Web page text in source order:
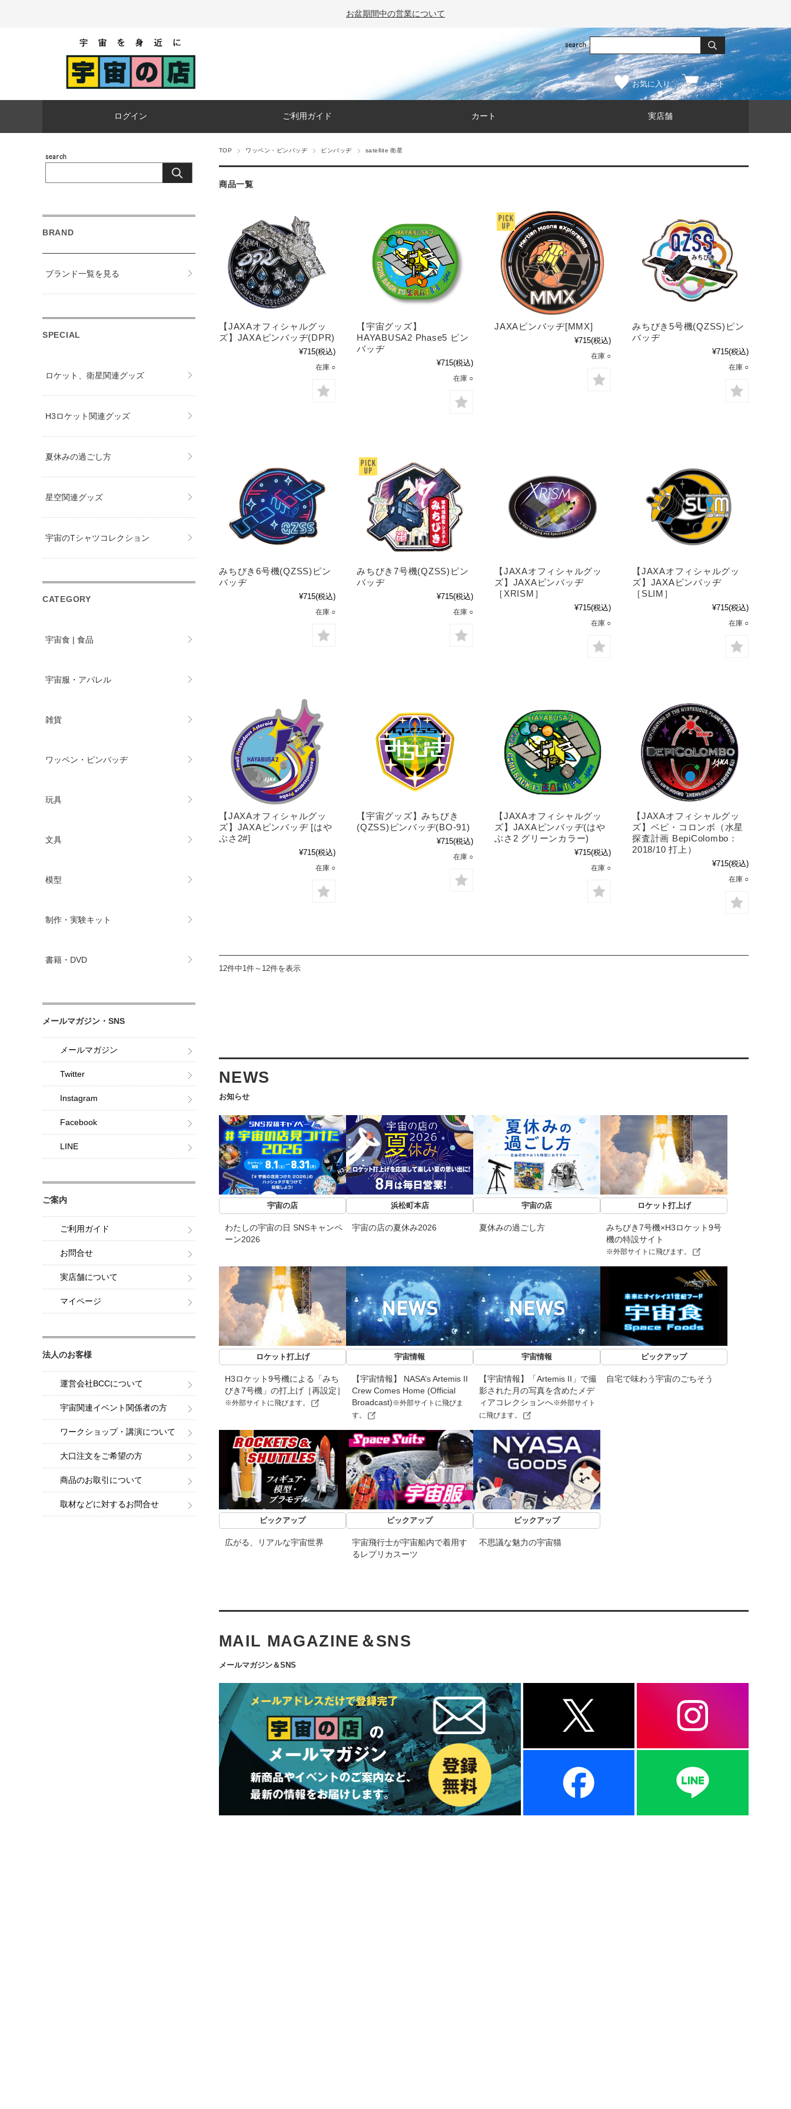
お盆期間中の営業について
お気に入り カート
ログイン ご利用ガイド カート 実店舗
TOP ワッペン・ピンバッヂ ピンバッヂ satellite 衛星
商品一覧
【JAXAオフィシャルグッ
ズ】JAXAピンバッヂ(DPR)
¥715(税込)
在庫 ○
【宇宙グッズ】
HAYABUSA2 Phase5 ピン
バッヂ
¥715(税込)
在庫 ○
JAXAピンバッヂ[MMX]
¥715(税込)
在庫 ○
みちびき5号機(QZSS)ピン
バッヂ
¥715(税込)
在庫 ○
みちびき6号機(QZSS)ピン
バッヂ
¥715(税込)
在庫 ○
みちびき7号機(QZSS)ピン
バッヂ
¥715(税込)
在庫 ○
【JAXAオフィシャルグッ
ズ】JAXAピンバッヂ
［XRISM］
¥715(税込)
在庫 ○
【JAXAオフィシャルグッ
ズ】JAXAピンバッヂ
［SLIM］
¥715(税込)
在庫 ○
【JAXAオフィシャルグッ
ズ】JAXAピンバッヂ [はや
ぶさ2#]
¥715(税込)
在庫 ○
【宇宙グッズ】みちびき
(QZSS)ピンバッヂ(BO-91)
¥715(税込)
在庫 ○
【JAXAオフィシャルグッ
ズ】JAXAピンバッヂ(はや
ぶさ2 グリーンカラー)
¥715(税込)
在庫 ○
【JAXAオフィシャルグッ
ズ】ベピ・コロンボ（水星
探査計画 BepiColombo：
2018/10 打上）
¥715(税込)
在庫 ○
12件中1件～12件を表示
NEWS
お知らせ
宇宙の店
わたしの宇宙の日 SNSキャンペ
ーン2026
浜松町本店
宇宙の店の夏休み2026
宇宙の店
夏休みの過ごし方
ロケット打上げ
みちびき7号機×H3ロケット9号
機の特設サイト
※外部サイトに飛びます。
ロケット打上げ
H3ロケット9号機による「みち
びき7号機」の打上げ［再設定］
※外部サイトに飛びます。
宇宙情報
【宇宙情報】 NASA’s Artemis II
Crew Comes Home (Official
Broadcast)※外部サイトに飛びま
す。
宇宙情報
【宇宙情報】「Artemis II」で撮
影された月の写真を含めたメデ
ィアコレクションへ※外部サイト
に飛びます。
ピックアップ
自宅で味わう宇宙のごちそう
ピックアップ
広がる、リアルな宇宙世界
ピックアップ
宇宙飛行士が宇宙船内で着用す
るレプリカスーツ
ピックアップ
不思議な魅力の宇宙猫
MAIL MAGAZINE＆SNS
メールマガジン＆SNS
BRAND
ブランド一覧を見る
SPECIAL
ロケット、衛星関連グッズ
H3ロケット関連グッズ
夏休みの過ごし方
星空関連グッズ
宇宙のTシャツコレクション
CATEGORY
宇宙食 | 食品
宇宙服・アパレル
雑貨
ワッペン・ピンバッヂ
玩具
文具
模型
制作・実験キット
書籍・DVD
メールマガジン・SNS
メールマガジン
Twitter
Instagram
Facebook
LINE
ご案内
ご利用ガイド
お問合せ
実店舗について
マイページ
法人のお客様
運営会社BCCについて
宇宙関連イベント関係者の方
ワークショップ・講演について
大口注文をご希望の方
商品のお取引について
取材などに対するお問合せ